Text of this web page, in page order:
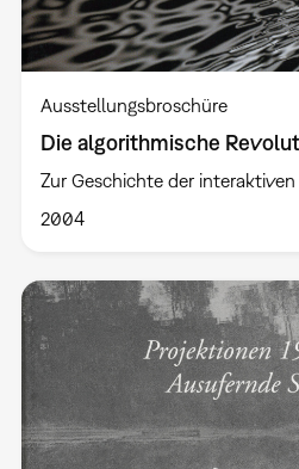
Ausstellungsbroschüre
Die algorithmische
Zur Geschichte der
2004